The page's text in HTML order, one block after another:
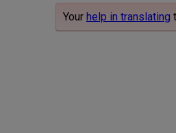
Your help in translating